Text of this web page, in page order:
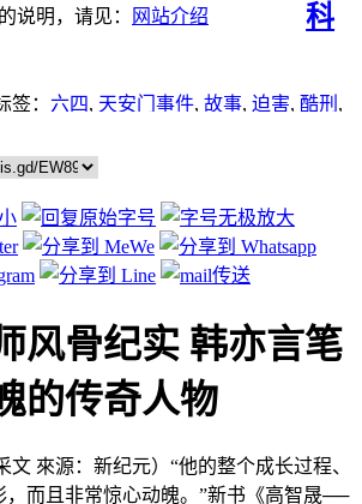
说明，请见：
网站介绍
科
签： 六四, 天安门事件, 故事, 迫害, 酷刑 ,
风骨纪实 韩亦言笔
的传奇人物
文 來源：新纪元）“他的整个成长过程、
，而且非常惊心动魄。”新书《高智晟──